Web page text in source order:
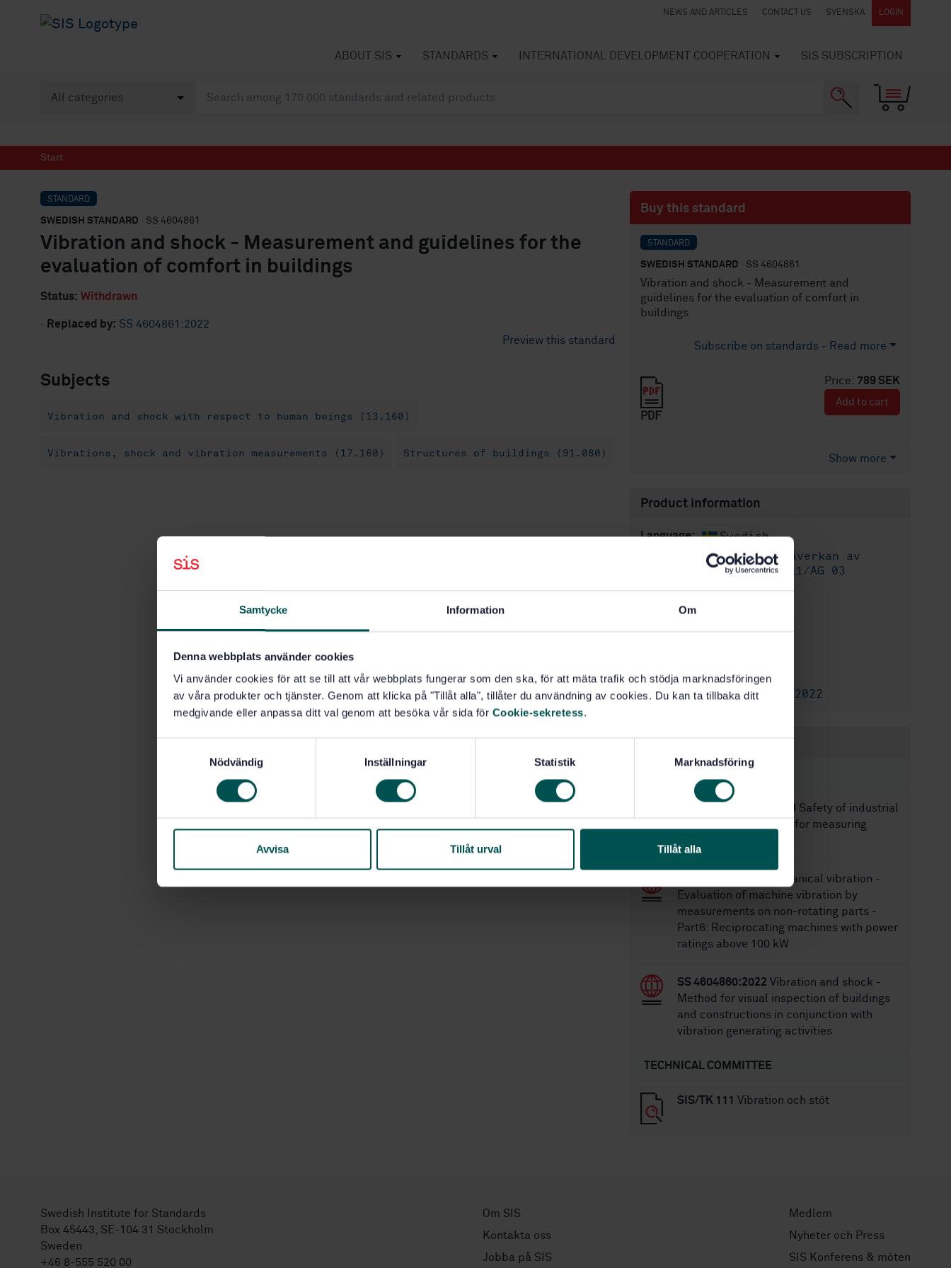
Samtycke Information Om
Denna webbplats använder cookies
Vi använder cookies för att se till att vår webbplats fungerar som den ska, för att mäta trafik och stödja marknadsföringen
av våra produkter och tjänster. Genom att klicka på "Tillåt alla", tillåter du användning av cookies. Du kan ta tillbaka ditt
medgivande eller anpassa ditt val genom att besöka vår sida för Cookie-sekretess.
s
Nödvändig Inställningar Statistik Marknadsföring
Avvisa Tillåt urval Tillåt alla
NEWS AND ARTICLES CONTACT US SVENSKA LOGIN
ABOUT SIS STANDARDS INTERNATIONAL DEVELOPMENT COOPERATION SIS SUBSCRIPTION
Start
STANDARD
SWEDISH STANDARD · SS 4604861
Vibration and shock - Measurement and guidelines for the
evaluation of comfort in buildings
Status: Withdrawn
· Replaced by: SS 4604861:2022
Preview this standard
Subjects
Vibration and shock with respect to human beings (13.160)
Vibrations, shock and vibration measurements (17.160) Structures of buildings (91.080)
Buy this standard
STANDARD
SWEDISH STANDARD · SS 4604861
Vibration and shock - Measurement and
guidelines for the evaluation of comfort in
buildings
Subscribe on standards - Read more
Price: 789 SEK
PDF
Add to cart
Show more
Product information
Language: Swedish
Byggnaders påverkan av
vibrationer, SIS/TK 111/AG 03
International title:
Article no:STD-11943
Edition:1
No of pages:8
Replaced by: SS 4604861:2022
SS-EN 13059+A1:2008 Safety of industrial
trucks - Test methods for measuring
Mechanical vibration -
Evaluation of machine vibration by
measurements on non-rotating parts -
Part6: Reciprocating machines with power
ratings above 100 kW
SS 4604860:2022 Vibration and shock -
Method for visual inspection of buildings
and constructions in conjunction with
vibration generating activities
TECHNICAL COMMITTEE
SIS/TK 111 Vibration och stöt
Swedish Institute for Standards
Box 45443, SE-104 31 Stockholm
Sweden
+46 8-555 520 00
Om SIS
Kontakta oss
Jobba på SIS
Medlem
Nyheter och Press
SIS Konferens & möten